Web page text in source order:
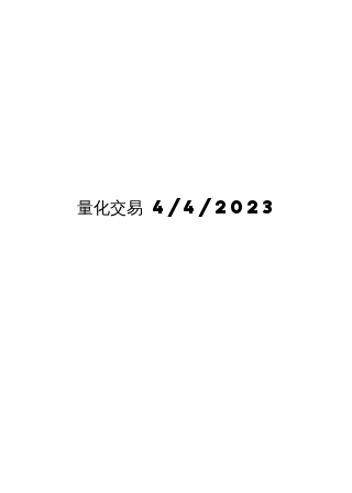
量化交易 4/4/2023